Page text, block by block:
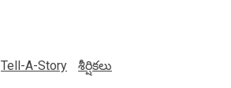
Tell-A-Story శీర్షికలు